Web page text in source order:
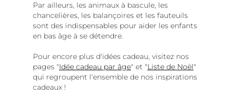
Par ailleurs, les animaux à bascule, les
chancelières, les balançoires et les fauteuils
sont des indispensables pour aider les enfants
en bas âge à se détendre.
Pour encore plus d'idées cadeau, visitez nos
pages "Idée cadeau par âge" et "Liste de Noël"
qui regroupent l'ensemble de nos inspirations
cadeaux !